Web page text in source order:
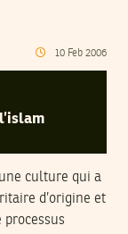
10 Feb 2006
culture qui a
d’origine et